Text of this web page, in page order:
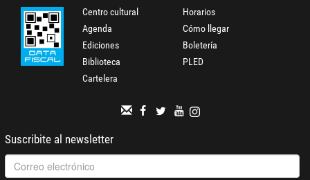
Centro cultural
Agenda
Ediciones
Biblioteca
Cartelera
Horarios
Cómo llegar
Boletería
PLED
Suscribite al newsletter